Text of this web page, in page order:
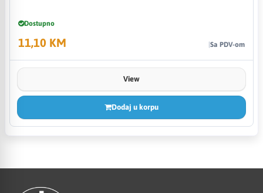
Dostupno
11,10 KM Sa PDV-om
View
Dodaj u korpu